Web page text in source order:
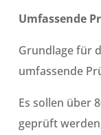
Umfassende
Grundlage für
umfassende
Es sollen über
geprüft